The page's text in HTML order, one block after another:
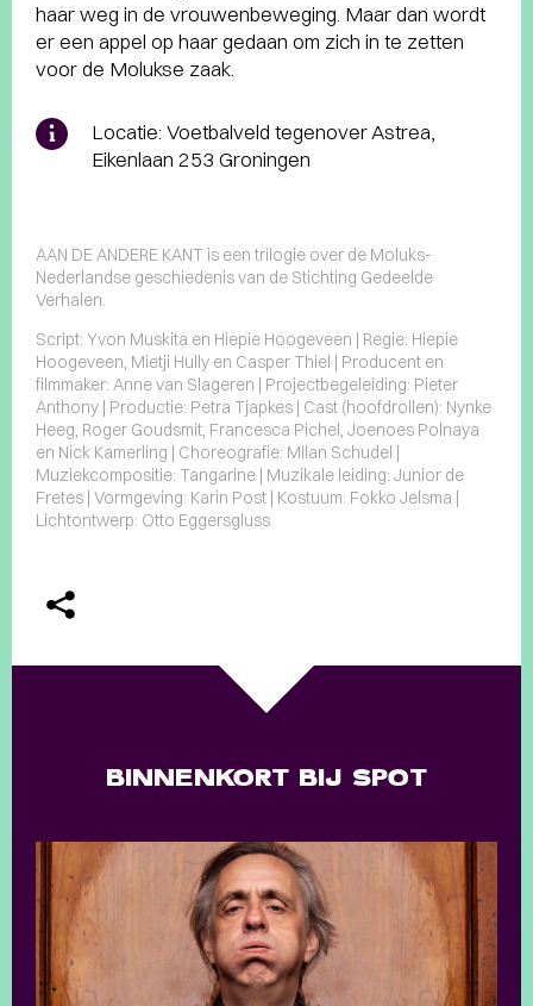
haar weg in de vrouwenbeweging. Maar dan wordt
er een appel op haar gedaan om zich in te zetten
voor de Molukse zaak.
Locatie: Voetbalveld tegenover Astrea,
Eikenlaan 253 Groningen
AAN DE ANDERE KANT is een trilogie over de Moluks-
Nederlandse geschiedenis van de Stichting Gedeelde
Verhalen.
Script: Yvon Muskita en Hiepie Hoogeveen | Regie: Hiepie
Hoogeveen, Mietji Hully en Casper Thiel | Producent en
filmmaker: Anne van Slageren | Projectbegeleiding: Pieter
Anthony | Productie: Petra Tjapkes | Cast (hoofdrollen): Nynke
Heeg, Roger Goudsmit, Francesca Pichel, Joenoes Polnaya
en Nick Kamerling | Choreografie: Milan Schudel |
Muziekcompositie: Tangarine | Muzikale leiding: Junior de
Fretes | Vormgeving: Karin Post | Kostuum: Fokko Jelsma |
Lichtontwerp: Otto Eggersgluss
BINNENKORT BIJ SPOT